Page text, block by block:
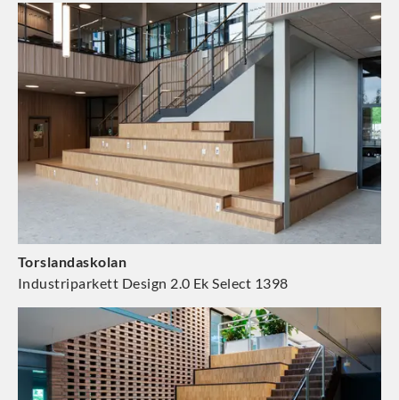
Torslandaskolan
Industriparkett Design 2.0 Ek Select 1398